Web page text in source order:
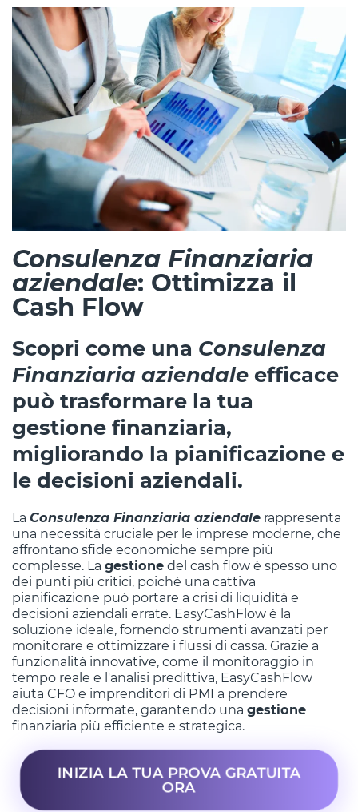
Consulenza Finanziaria
aziendale: Ottimizza il
Cash Flow
Scopri come una Consulenza
Finanziaria aziendale efficace
può trasformare la tua
gestione finanziaria,
migliorando la pianificazione e
le decisioni aziendali.
La Consulenza Finanziaria aziendale rappresenta
una necessità cruciale per le imprese moderne, che
affrontano sfide economiche sempre più
complesse. La gestione del cash flow è spesso uno
dei punti più critici, poiché una cattiva
pianificazione può portare a crisi di liquidità e
decisioni aziendali errate. EasyCashFlow è la
soluzione ideale, fornendo strumenti avanzati per
monitorare e ottimizzare i flussi di cassa. Grazie a
funzionalità innovative, come il monitoraggio in
tempo reale e l'analisi predittiva, EasyCashFlow
aiuta CFO e imprenditori di PMI a prendere
decisioni informate, garantendo una gestione
finanziaria più efficiente e strategica.
INIZIA LA TUA PROVA GRATUITA
ORA